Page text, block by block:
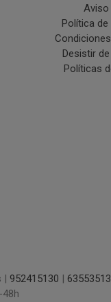
Aviso
Política de
Desistir
Políticas
| 952415130 |
48h